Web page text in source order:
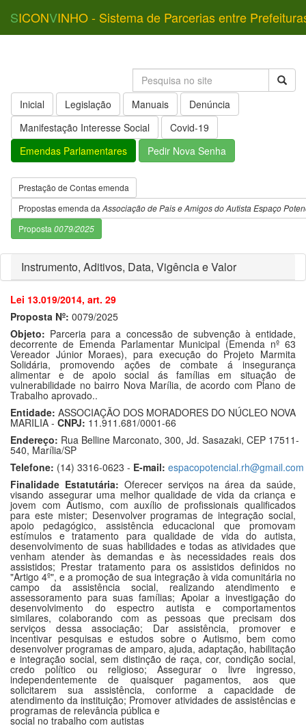
SICONVINHO - Sistema de Parcerias entre
Inicial Legislação Manuais
Denúncia
Manifestação Interesse Social
Covid-19
Emendas Parlamentares
Pedir Nova Senha
Prestação de Contas emenda
Propostas emenda da Associação de Pais e Amigos do Autista Espaço
Proposta 0079/2025
Instrumento, Aditivos, Data, Vigência e Valor
Lei 13.019/2014, art. 29
Proposta Nº: 0079/2025
Objeto: Parceria para a concessão de subvenção à entidade,
decorrente de Emenda Parlamentar Municipal (Emenda nº 63
Vereador Júnior Moraes), para execução do Projeto Marmita
Solidária, promovendo ações de combate á insegurança
alimentar e de apoio social ás famílias em situação de
vulnerabilidade no bairro Nova Marília, de acordo com Plano de
Trabalho aprovado..
Entidade: ASSOCIAÇÃO DOS MORADORES DO NÚCLEO NOVA
MARILIA - CNPJ: 11.911.681/0001-66
Endereço: Rua Belline Marconato, 300, Jd. Sasazaki, CEP 17511-
540, Marília/SP
Telefone: (14) 3316-0623 - E-mail: espacopotencial.rh@gmail.com
Finalidade Estatutária: Oferecer serviços na área da saúde,
visando assegurar uma melhor qualidade de vida da criança e
jovem com Autismo, com auxílio de profissionais qualificados
para este mister; Desenvolver programas de integração social,
apoio pedagógico, assistência educacional que promovam
estímulos e tratamento para qualidade de vida do autista,
desenvolvimento de suas habilidades e todas as atividades que
venham atender às demandas e às necessidades reais dos
assistidos; Prestar tratamento para os assistidos definidos no
"Artigo 4º", e a promoção de sua integração à vida comunitária no
campo da assistência social, realizando atendimento e
assessoramento para suas famílias; Apoiar a investigação do
desenvolvimento do espectro autista e comportamentos
similares, colaborando com as pessoas que precisam dos
serviços dessa associação; Dar assistência, promover e
incentivar pesquisas e estudos sobre o Autismo, bem como
desenvolver programas de amparo, ajuda, adaptação, habilitação
e integração social, sem distinção de raça, cor, condição social,
credo político ou religioso; Assegurar o livre ingresso,
independentemente de quaisquer pagamentos, aos que
solicitarem sua assistência, conforme a capacidade de
atendimento da instituição; Promover atividades de assistências e
programas de relevância pública e
social no trabalho com autistas